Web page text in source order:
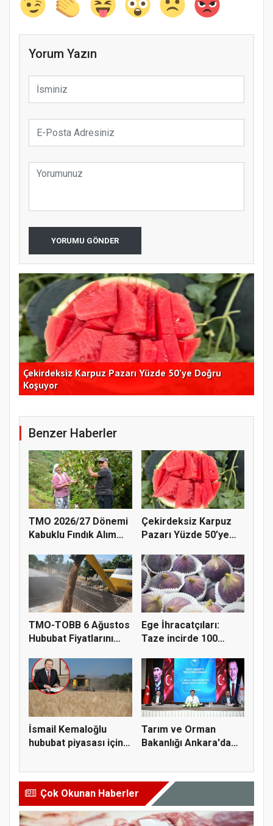
Yorum Yazın
YORUMU GÖNDER
Çekirdeksiz Karpuz Pazarı Yüzde 50’ye Doğru
Koşuyor
Benzer Haberler
TMO 2026/27 Dönemi
Kabuklu Fındık Alım
Çekirdeksiz Karpuz
Pazarı Yüzde 50’ye
TMO-TOBB 6 Ağustos
Hububat Fiyatlarını
Ege İhracatçıları:
Taze incirde 100
İsmail Kemaloğlu
hububat piyasası için 4
Tarım ve Orman
Bakanlığı Ankara'da
Çok Okunan Haberler